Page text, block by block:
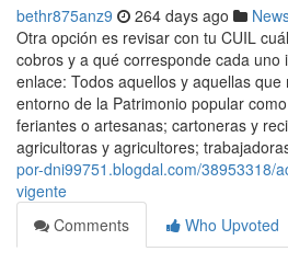
bethr875anz9 264 days ago
Otra opción es revisar con tu CUIL
cobros y a qué corresponde cada uno
enlace: Todos aquellos y aquellas
entorno de la Patrimonio popular
feriantes o artesanas; cartoneras y
agricultoras y agricultores;
por-dni99751.blogdal.com/38953318/
vigente
Comments
Who Upvoted